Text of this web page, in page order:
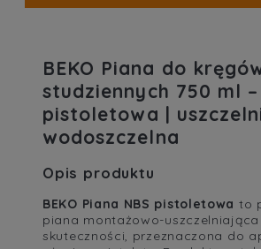
BEKO Piana do
studziennych 750 ml –
pistoletowa |
wodoszczelna
Opis produktu
BEKO Piana NBS pistoletowa to
piana montażowo-
skuteczności, przeznaczona do